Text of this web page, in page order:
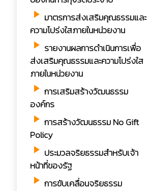
play_arrow มาตรการส่งเสริมคุณธรรมและ
ความโปร่งใสภายในหน่วยงาน
play_arrow รายงานผลการดำเนินการเพื่อ
ส่งเสริมคุณธรรมและความโปร่งใส
ภายในหน่วยงาน
play_arrow การเสริมสร้างวัฒนธรรม
องค์กร
play_arrow การสร้างวัฒนธรรม No Gift
Policy
play_arrow ประมวลจริยธรรมสำหรับเจ้า
หน้าที่ของรัฐ
play_arrow การขับเคลื่อนจริยธรรม